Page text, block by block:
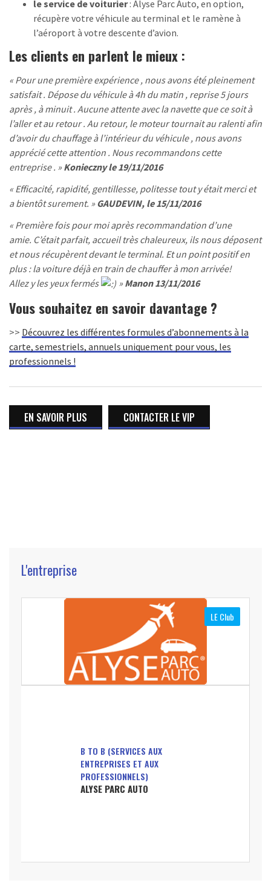
le service de voiturier: Alyse Parc Auto, en option,
récupère votre véhicule au terminal et le ramène à
l’aéroport à votre descente d’avion.
Les clients en parlent le mieux :
« Pour une première expérience , nous avons été pleinement
satisfait . Dépose du véhicule à 4h du matin , reprise 5 jours
après , à minuit . Aucune attente avec la navette que ce soit à
l’aller et au retour . Au retour, le moteur tournait au ralenti afin
d’avoir du chauffage à l’intérieur du véhicule , nous avons
apprécié cette attention . Nous recommandons cette
entreprise . »Konieczny le 19/11/2016
« Efficacité, rapidité, gentillesse, politesse tout y était merci et
a bientôt surement. »GAUDEVIN, le 15/11/2016
« Première fois pour moi après recommandation d’une
amie. C’était parfait, accueil très chaleureux, ils nous déposent
et nous récupèrent devant le terminal. Et un point positif en
plus : la voiture déjà en train de chauffer à mon arrivée!
Allez y les yeux fermés
»Manon 13/11/2016
Vous souhaitez en savoir davantage ?
>> Découvrez les différentes formules d’abonnements à la
carte, semestriels, annuels uniquement pour vous, les
professionnels !
EN SAVOIR PLUS CONTACTER LE VIP
L'entreprise
LE Club
B TO B (SERVICES AUX
ENTREPRISES ET AUX
PROFESSIONNELS)
ALYSE PARC AUTO